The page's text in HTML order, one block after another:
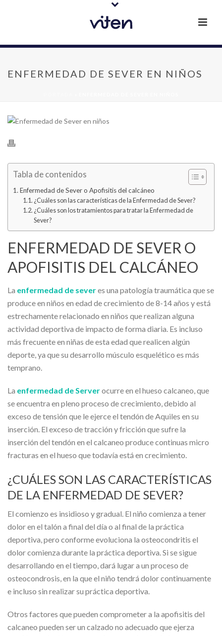
ENFERMEDAD DE SEVER EN NIÑOS
Tabla de contenidos
Enfermedad de Sever o Apofisitis del calcáneo
¿Cuáles son las características de la Enfermedad de Sever?
¿Cuáles son los tratamientos para tratar la Enfermedad de
Sever?
ENFERMEDAD DE SEVER O
APOFISITIS DEL CALCÁNEO
La enfermedad de severes una patología traumática que se
produce en niños en edad de crecimiento de 8-14 años y está
estrechamente relacionado en niños que realizan alguna
actividad deportiva de impacto de forma diaria. Es incluso
más frecuente en niñas de esta edad que realicen algún
deporte, ya que su desarrollo músculo esquelético es más
temprano.
La enfermedad de Serverocurre en el hueso calcaneo, que
se encuentra en pleno proceso de crecimiento, debido al
exceso de tensión que le ejerce el tendón de Aquiles en su
inserción. El exceso de tracción y fricción que sufre la
inserción del tendón en el calcaneo produce continuas micro
fracturas en el hueso que todavía está en crecimiento.
¿CUÁLES SON LAS CARACTERÍSTICAS
DE LA ENFERMEDAD DE SEVER?
El comienzo es insidioso y gradual. El niño comienza a tener
dolor en el talón a final del día o al final de la práctica
deportiva, pero conforme evoluciona la osteocondritis el
dolor comienza durante la práctica deportiva. Si se sigue
desarrollando en el tiempo, dará lugar a un proceso de
osteocondrosis, en la que el niño tendrá dolor continuamente
e incluso sin realizar su práctica deportiva.
Otros factores que pueden comprometer a la apofisitis del
calcaneo pueden ser un calzado no adecuado que ejerza